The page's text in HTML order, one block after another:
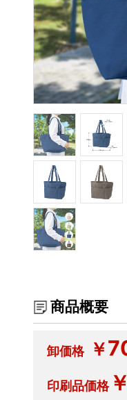
商品概要
卸価格 ￥
印刷品価格